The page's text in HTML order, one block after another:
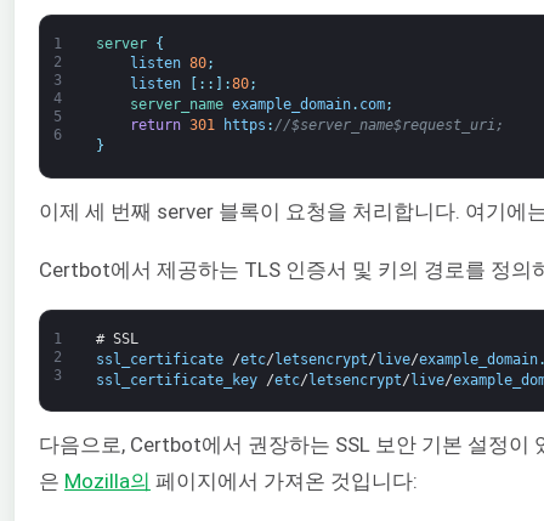
1
2
3
4
5
6
server
{
listen 80;
listen
: : :80;
server_name example_domain. com;
return 301 https : //$server_name$request_uri;
}
이제 세 번째 server 블록이 요청을 처리합니다. 여기에
Certbot에서 제공하는 TLS 인증서 및 키의 경로를 정
1
2
3
# SSL
ssl_certificate
/etc/ letsencrypt/ live/example_domain
ssl_certificate_key
/etc/ letsencrypt/ live/
다음으로, Certbot에서 권장하는 SSL 보안 기본 설정이
은 Mozilla의 페이지에서 가져온 것입니다: